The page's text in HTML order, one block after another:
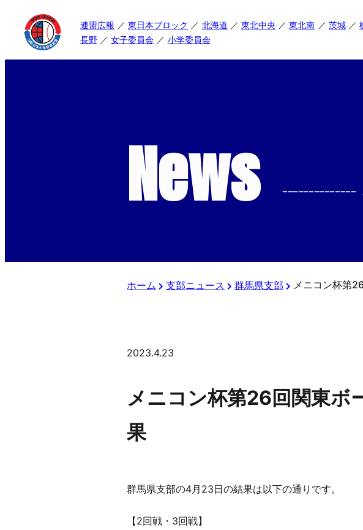
連盟広報 東日本ブロック 北海道 東北中央 東北南 茨城
長野
女子委員会 小学委員会
News --------------
ホーム 支部ニュース 群馬県支部
2023.4.23
メニコン杯第26回関東
果
群馬県支部の4月23日の結果は以下の通りです。
【2回戦・3回戦】